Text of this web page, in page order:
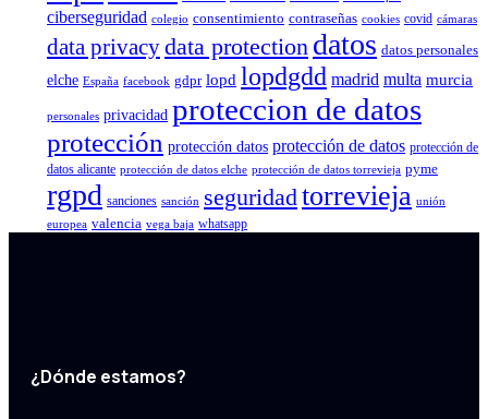
ciberseguridad colegio consentimiento contraseñas cookies covid cámaras
data privacydata protection datos datos personales
elche España facebook gdpr lopd lopdgdd madrid multa murcia
personales privacidad proteccion de datos
protección protección datos protección de datos protección de
datos alicante protección de datos elche protección de datos torrevieja pyme
rgpd sanciones sanción seguridad torrevieja unión
europea valencia vega baja whatsapp
¿Dónde estamos?